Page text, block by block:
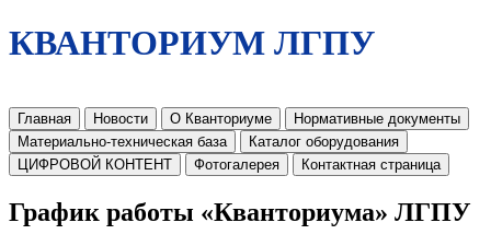
КВАНТОРИУМ ЛГПУ
Главная Новости О Кванториуме
Нормативные документы
Материально-техническая база
Каталог оборудования
ЦИФРОВОЙ КОНТЕНТ
Фотогалерея Контактная страница
График работы «Кванториума» ЛГПУ